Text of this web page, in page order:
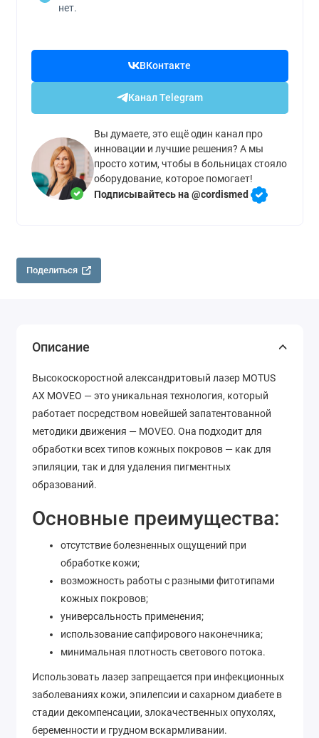
нет.
ВКонтакте
Канал Telegram
Вы думаете, это ещё один канал про
инновации и лучшие решения? А мы
просто хотим, чтобы в больницах стояло
оборудование, которое помогает!
Подписывайтесь на @cordismed
Поделиться
Описание
Высокоскоростной александритовый лазер MOTUS
AX MOVEO — это уникальная технология, который
работает посредством новейшей запатентованной
методики движения — MOVEO. Она подходит для
обработки всех типов кожных покровов — как для
эпиляции, так и для удаления пигментных
образований.
Основные преимущества:
отсутствие болезненных ощущений при
обработке кожи;
возможность работы с разными фитотипами
кожных покровов;
универсальность применения;
использование сапфирового наконечника;
минимальная плотность светового потока.
Использовать лазер запрещается при инфекционных
заболеваниях кожи, эпилепсии и сахарном диабете в
стадии декомпенсации, злокачественных опухолях,
беременности и грудном вскармливании.